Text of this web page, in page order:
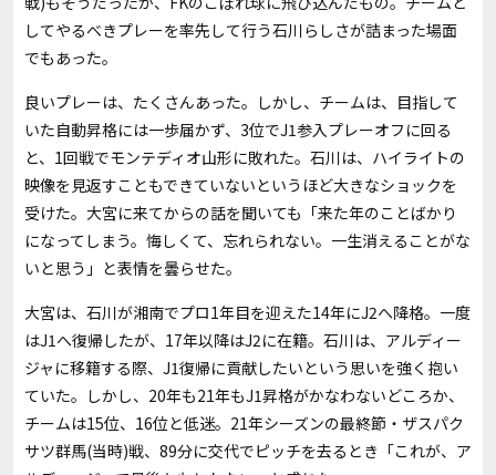
してやるべきプレーを率先して行う石川らしさが詰まった場面
でもあった。
良いプレーは、たくさんあった。しかし、チームは、目指して
いた自動昇格には一歩届かず、3位でJ1参入プレーオフに回る
と、1回戦でモンテディオ山形に敗れた。石川は、ハイライトの
映像を見返すこともできていないというほど大きなショックを
受けた。大宮に来てからの話を聞いても「来た年のことばかり
になってしまう。悔しくて、忘れられない。一生消えることがな
いと思う」と表情を曇らせた。
大宮は、石川が湘南でプロ1年目を迎えた14年にJ2へ降格。一度
はJ1へ復帰したが、17年以降はJ2に在籍。石川は、アルディー
ジャに移籍する際、J1復帰に貢献したいという思いを強く抱い
ていた。しかし、20年も21年もJ1昇格がかなわないどころか、
チームは15位、16位と低迷。21年シーズンの最終節・ザスパク
サツ群馬(当時)戦、89分に交代でピッチを去るとき「これが、ア